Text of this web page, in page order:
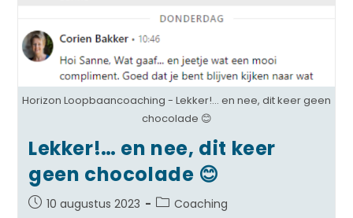
Horizon Loopbaancoaching - Lekker!... en nee, dit keer geen
chocolade 😊
Lekker!… en nee, dit keer
geen chocolade 😊
10 augustus 2023 Coaching